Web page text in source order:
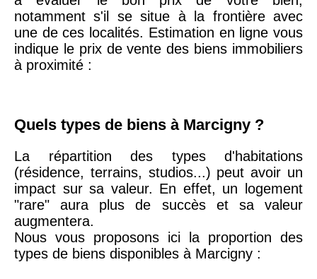
20ème
arrondissement
9 623 € 11 141 €
75019 -Paris
75013 -Paris
13ème
arrondissement
10 073 € 11 085 €
76600 - 2 455 € 2 453 €
notamment s'il se situe à la frontière avec
une de ces localités. Estimation en ligne vous
indique le prix de vente des biens immobiliers
à proximité :
Quels types de biens à Marcigny ?
La répartition des types d'habitations
(résidence, terrains, studios...) peut avoir un
impact sur sa valeur. En effet, un logement
"rare" aura plus de succès et sa valeur
augmentera.
Nous vous proposons ici la proportion des
types de biens disponibles à Marcigny :